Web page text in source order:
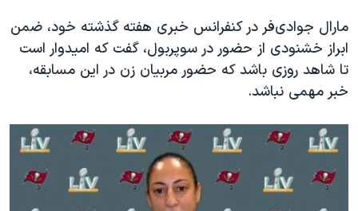
مارال جوادی‌فر در کنفرانس خبری هفته گذشته خود، ضمن
ابراز خشنودی از حضور در سوپربول، گفت که امیدوار است
تا شاهد روزی باشد که حضور مربیان زن در این مسابقه،
خبر مهمی نباشد.